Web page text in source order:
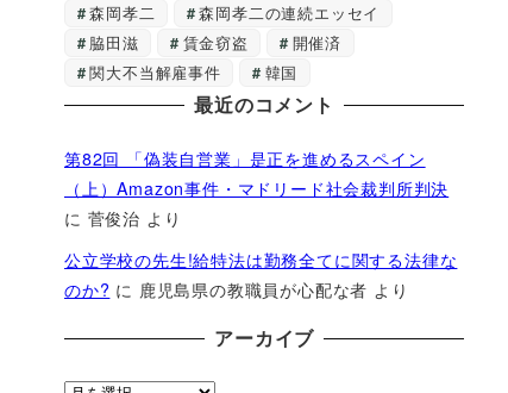
森岡孝二
森岡孝二の連続エッセイ
脇田滋
賃金窃盗
開催済
関大不当解雇事件
韓国
最近のコメント
第82回 「偽装自営業」是正を進めるスペイン
（上）Amazon事件・マドリード社会裁判所判決
に 菅俊治 より
公立学校の先生!給特法は勤務全てに関する法律な
のか? に 鹿児島県の教職員が心配な者 より
アーカイブ